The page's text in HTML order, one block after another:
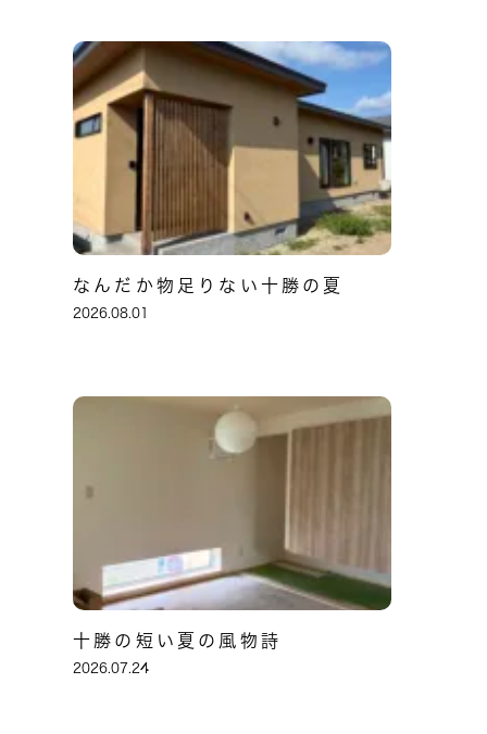
なんだか物足りない十勝の夏
2026.08.01
十勝の短い夏の風物詩
2026.07.24